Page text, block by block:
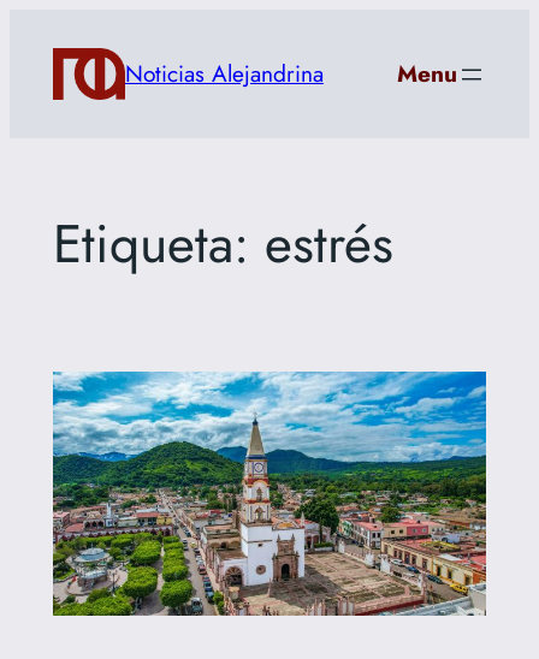
contenido
Noticias Alejandrina Menu
Etiqueta: estrés